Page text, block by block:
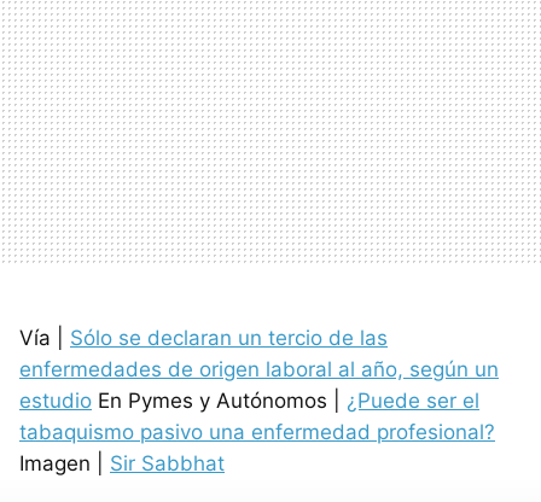
Vía | Sólo se declaran un tercio de las
enfermedades de origen laboral al año, según un
estudio En Pymes y Autónomos | ¿Puede ser el
tabaquismo pasivo una enfermedad profesional?
Imagen | Sir Sabbhat